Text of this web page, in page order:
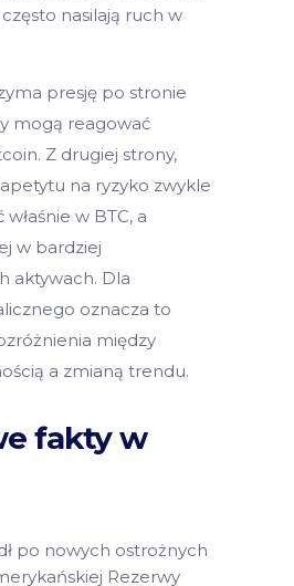
nasilają ruch w
presję po stronie
mogą reagować
Z drugiej strony,
na ryzyko zwykle
w BTC, a
w bardziej
aktywach. Dla
oznacza to
między
a zmianą trendu.
fakty w
po nowych ostrożnych
Rezerwy